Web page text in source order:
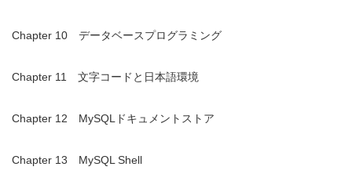
Chapter 10 データベースプログラミング
Chapter 11 文字コードと日本語環境
Chapter 12 MySQLドキュメントストア
Chapter 13 MySQL Shell